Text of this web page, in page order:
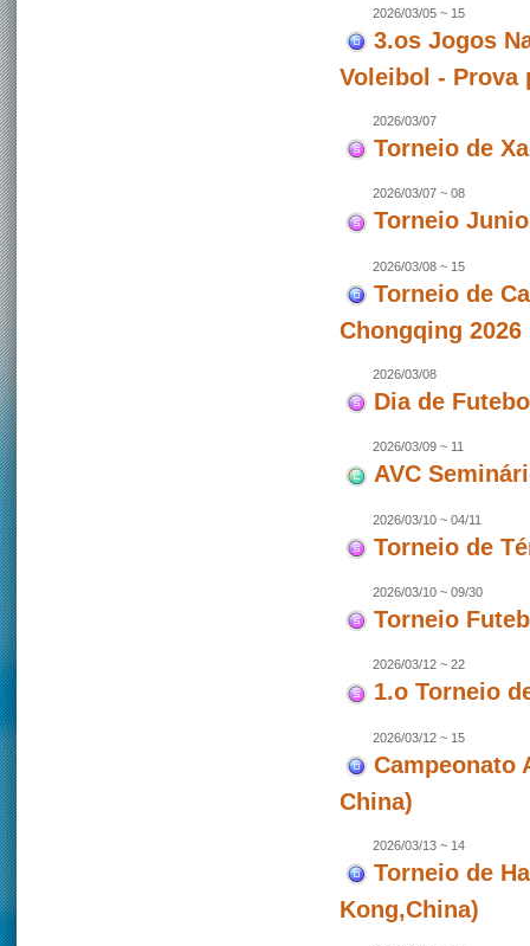
2026/03/05 ~ 15
3.os Jogos
Voleibol - Prova
2026/03/07
Torneio de
2026/03/07 ~ 08
Torneio
2026/03/08 ~ 15
Torneio de
Chongqing
2026/03/08
Dia de
2026/03/09 ~ 11
AVC
2026/03/10 ~ 04/11
Torneio de
2026/03/10 ~ 09/30
Torneio
2026/03/12 ~ 22
1.o Torneio
2026/03/12 ~ 15
Campeonato
China)
2026/03/13 ~ 14
Torneio de
Kong,China)